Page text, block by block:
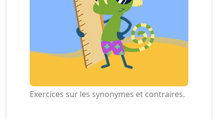
Exercices sur les synonymes et contraires.